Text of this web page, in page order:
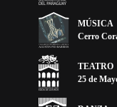
MÚSICA
Cerro
TEATRO
25 de